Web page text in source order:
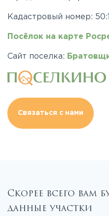
Кадастровый номер:
Посёлок на карте
Сайт поселка:
Связаться с нами
Скорее всего вам
данные участки